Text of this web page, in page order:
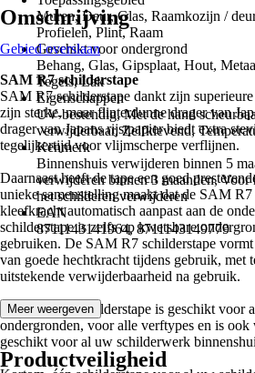
Muren, Deur, Glas, Raamkozijn /
Profielen, Plint, Raam
Geschikt voor ondergrond
Behang, Glas, Gipsplaat, Hout,
Tegels, Lak
Eigenschappen
UV-bestendig, Met de hand
verwijderbaar, Zelfklevend,
Kenmerk
Binnenshuis verwijderen binnen 5
verwijderen binnen 3 maanden, Voor
het schilderen verwijderen
EAN
8711143141964, 8711143149779
Omschrijving
Gebied overslaan
SAM R7 schilderstape
SAM R7 schilderstape dankt zijn superieure
zijn sterke, maar flinterdunne drager van
drager van Japans rijstpapier biedt extra
tegelijkertijd voor vlijmscherpe verflijnen.
Daarnaast heeft de tape een goed
unieke samenstelling maakt dat de SAM
kleefkracht automatisch aanpast aan de
schilderstape is zelfs op kwetsbare
gebruiken. De SAM R7 schilderstape
van goede hechtkracht tijdens gebruik, met
uitstekende verwijderbaarheid na gebruik.
De SAM R7 schilderstape is geschikt voor
ondergronden, voor alle verftypes en is ook
geschikt voor al uw schilderwerk
Meer weergeven
Productveiligheid